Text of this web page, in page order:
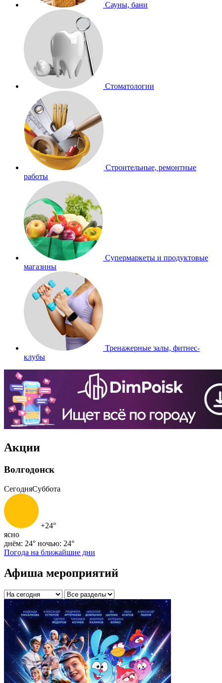
Сауны, бани
Стоматологии
Строительные, ремонтные
работы
Супермаркеты и продуктовые
магазины
Тренажерные залы, фитнес-
клубы
Акции
Волгодонск
СегодняСуббота
+24°
ясно
днём: 24° ночью: 24°
Погода на ближайшие дни
Афиша мероприятий